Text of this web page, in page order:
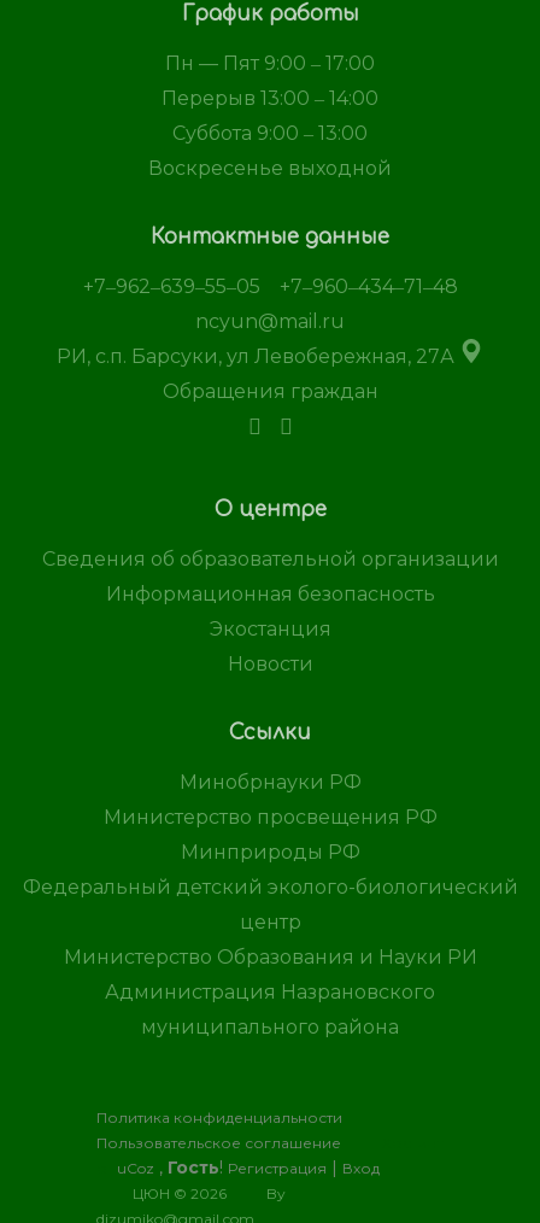
О центре
Сведения об образовательной организации
Информационная безопасность
Экостанция
Новости
Ссылки
Минобрнауки РФ
Министерство просвещения РФ
Минприроды РФ
Федеральный детский эколого-биологический
центр
Министерство Образования и Науки РИ
Администрация Назрановского
муниципального района
График работы
Пн — Пят 9:00 ‒ 17:00
Перерыв 13:00 ‒ 14:00
Суббота 9:00 ‒ 13:00
Воскресенье выходной
Контактные данные
+7‒962‒639‒55‒05
+7‒960‒434‒71‒48
ncyun@mail.ru
РИ, с.п. Барсуки, ул Левобережная, 27А
Обращения граждан
Политика конфиденциальности
Пользовательское соглашение
uCoz , Гость! Регистрация | Вход
ЦЮН © 2026
By
dizumiko@gmail.com